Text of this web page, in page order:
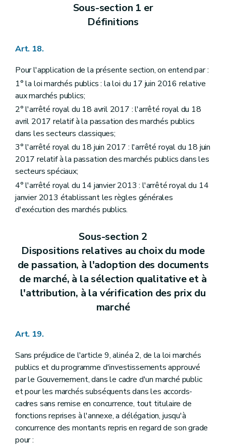
Sous-section 1 er
Définitions
Art. 18.
Pour l'application de la présente section, on entend par :
1° la loi marchés publics : la loi du 17 juin 2016 relative
aux marchés publics;
2° l'arrêté royal du 18 avril 2017 : l'arrêté royal du 18
avril 2017 relatif à la passation des marchés publics
dans les secteurs classiques;
3° l'arrêté royal du 18 juin 2017 : l'arrêté royal du 18 juin
2017 relatif à la passation des marchés publics dans les
secteurs spéciaux;
4° l'arrêté royal du 14 janvier 2013 : l'arrêté royal du 14
janvier 2013 établissant les règles générales
d'exécution des marchés publics.
Sous-section 2
Dispositions relatives au choix du mode
de passation, à l'adoption des documents
de marché, à la sélection qualitative et à
l'attribution, à la vérification des prix du
marché
Art. 19.
Sans préjudice de l'article 9, alinéa 2, de la loi marchés
publics et du programme d'investissements approuvé
par le Gouvernement, dans le cadre d'un marché public
et pour les marchés subséquents dans les accords-
cadres sans remise en concurrence, tout titulaire de
fonctions reprises à l'annexe, a délégation, jusqu'à
concurrence des montants repris en regard de son grade
pour :